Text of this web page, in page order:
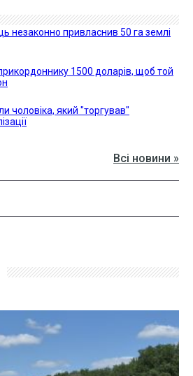
незаконно привласнив 50 га землі
1500 доларів, щоб той
чоловіка, який "торгував"
Всі новини »